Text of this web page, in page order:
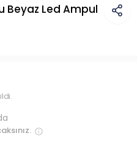
Beyaz Led Ampul